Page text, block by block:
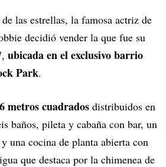
las estrellas, la famosa actriz de
decidió vender la que fue su
ubicada en el exclusivo barrio
Park.
metros cuadrados distribuidos en
baños, pileta y cabaña con bar, un
una cocina de planta abierta con
que destaca por la chimenea de